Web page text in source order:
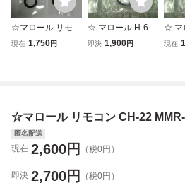
☆マロール リモコ
ン CH-22 MMR-2
現在 1,750円
☆ マロール H-618
(HRP-18/23/30/3
即決 1,900円
☆ マ
現在
☆マロール リモコン CH-22
匿名配送
現在 2,600円 （税0円）
即決 2,700円
（税0円）